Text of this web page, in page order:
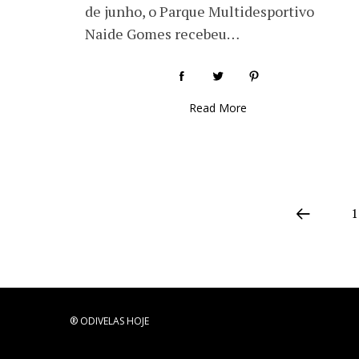
de junho, o Parque Multidesportivo
Naide Gomes recebeu…
Read More
1
® ODIVELAS HOJE